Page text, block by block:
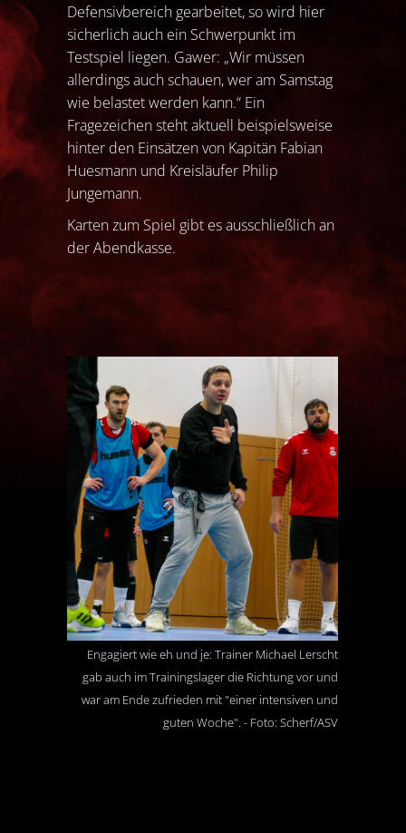
Defensivbereich gearbeitet, so wird hier
sicherlich auch ein Schwerpunkt im
Testspiel liegen. Gawer: „Wir müssen
allerdings auch schauen, wer am Samstag
wie belastet werden kann.“ Ein
Fragezeichen steht aktuell beispielsweise
hinter den Einsätzen von Kapitän Fabian
Huesmann und Kreisläufer Philip
Jungemann.
Karten zum Spiel gibt es ausschließlich an
der Abendkasse.
Engagiert wie eh und je: Trainer Michael Lerscht
gab auch im Trainingslager die Richtung vor und
war am Ende zufrieden mit "einer intensiven und
guten Woche". - Foto: Scherf/ASV